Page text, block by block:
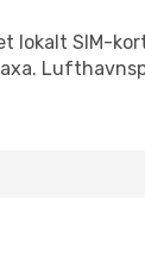
lokalt SIM-